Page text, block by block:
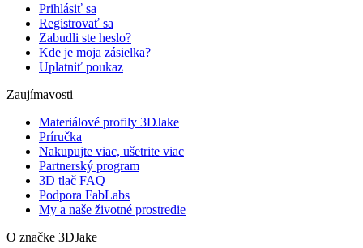
Prihlásiť sa
Registrovať sa
Zabudli ste heslo?
Kde je moja zásielka?
Uplatniť poukaz
Zaujímavosti
Materiálové profily 3DJake
Príručka
Nakupujte viac, ušetrite viac
Partnerský program
3D tlač FAQ
Podpora FabLabs
My a naše životné prostredie
O značke 3DJake